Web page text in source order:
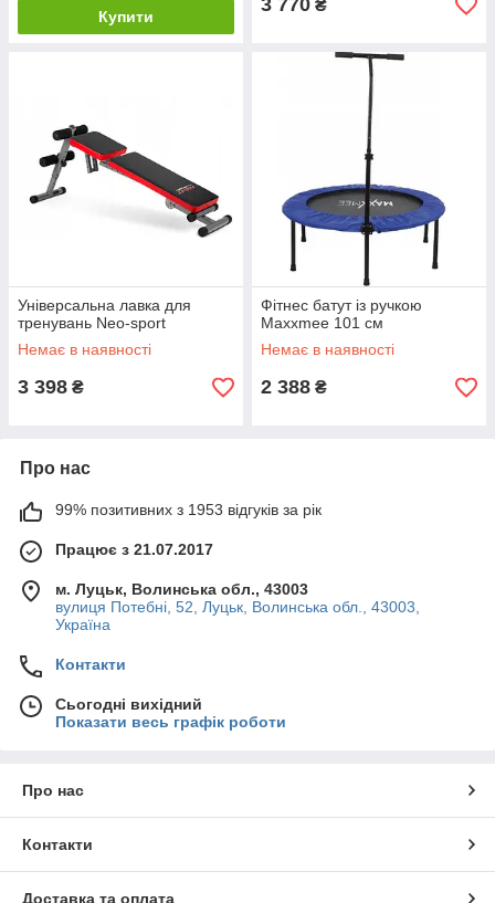
Купити
3 770 ₴
Універсальна лавка для
тренувань Neo-sport
Немає в наявності
3 398 ₴
Фітнес батут із ручкою
Maxxmee 101 см
Немає в наявності
2 388 ₴
Про нас
99% позитивних з 1953 відгуків за рік
Працює з 21.07.2017
м. Луцьк, Волинська обл., 43003
вулиця Потебні, 52, Луцьк, Волинська обл., 43003,
Україна
Контакти
Сьогодні вихідний
Показати весь графік роботи
Про нас
Контакти
Доставка та оплата